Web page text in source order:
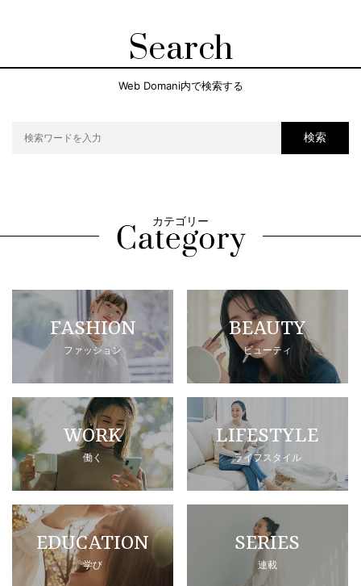
Search
Web Domani内で検索する
検索
カテゴリー
FASHION
ファッション
BEAUTY
ビューティ
WORK
働く
LIFESTYLE
ライフスタイル
EDUCATION
学び
SERIES
連載